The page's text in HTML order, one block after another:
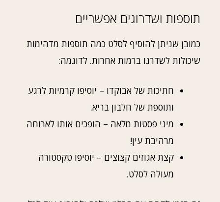
תוספות ושדרוגים אפשריים
כמובן שניתן להוסיף לסלט כמה תוספות מדהימות
שיכולות לשדרגו ברמות אחרות. לדוגמה:
חתיכות של אבוקדו – יוסיפו קרמיות לרגע
ותוספת של חלבון בריא.
מיני פסטות מלאה – הופכים אותו לארוחה
מרהיבת עין!
קצת אגוזים קצוצים – יוסיפו טקסטורה
מעולה לסלט.